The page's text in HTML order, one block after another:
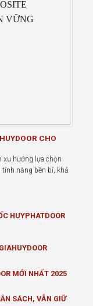
CHO
xu hướng lựa chọn
tính năng bền bỉ, khả
HUYPHATDOOR
MỚI NHẤT 2025
SÁCH, VẪN GIỮ